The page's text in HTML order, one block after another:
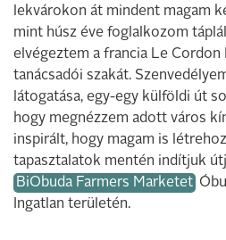
lekvárokon át mindent magam
mint húsz éve foglalkozom
elvégeztem a francia Le
tanácsadói szakát.
látogatása, egy-egy külföldi út
hogy megnézzem adott város
inspirált, hogy magam is
tapasztalatok mentén indítjuk
BiObuda Farmers Marketet
Ingatlan területén.